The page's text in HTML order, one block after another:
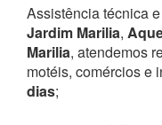
Assistência técnica
Jardim Marilia,
Marilia, atendemos
motéis, comércios e
dias;